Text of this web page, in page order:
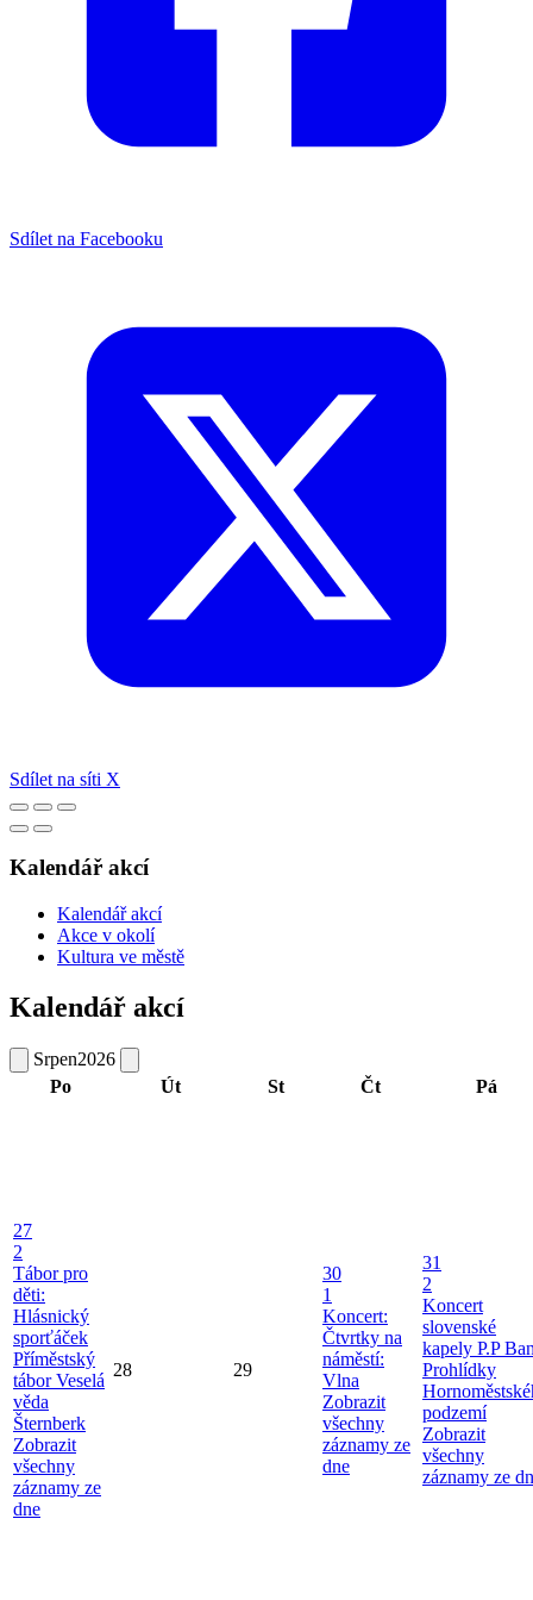
Sdílet na Facebooku
Sdílet na síti X
Kalendář akcí
Kalendář akcí
Akce v okolí
Kultura ve městě
Kalendář akcí
Srpen2026
Po
Út St Čt Pá
27
2
Tábor pro
děti:
Hlásnický
sporťáček
Příměstský
tábor Veselá
věda
Šternberk
Zobrazit
všechny
záznamy ze
dne
28 29
30
1
Koncert:
Čtvrtky na
náměstí:
Vlna
Zobrazit
všechny
záznamy ze
dne
31
2
Koncert
slovenské
kapely P.P
Prohlídky
podzemí
Zobrazit
všechny
záznamy ze